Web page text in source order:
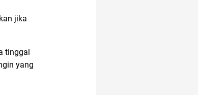
jika
tinggal
yang